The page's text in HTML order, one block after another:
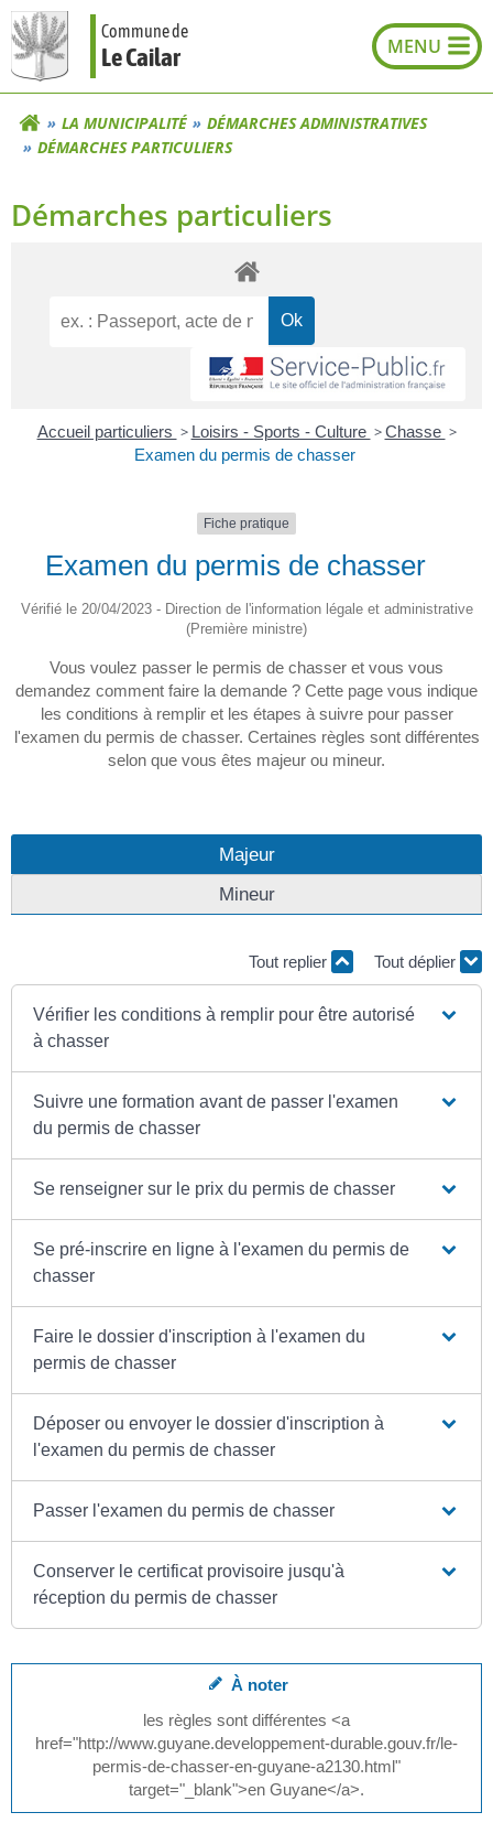
Aller
au
contenu
Commune de
Le Cailar
LA MUNICIPALITÉ
DÉMARCHES ADMINISTRATIVES
DÉMARCHES PARTICULIERS
Démarches particuliers
Accueil particuliers > Loisirs - Sports - Culture > Chasse >
Examen du permis de chasser
Fiche pratique
Examen du permis de chasser
Vérifié le 20/04/2023 - Direction de l'information légale et administrative
(Première ministre)
Vous voulez passer le permis de chasser et vous vous
demandez comment faire la demande ? Cette page vous indique
les conditions à remplir et les étapes à suivre pour passer
l'examen du permis de chasser. Certaines règles sont différentes
selon que vous êtes majeur ou mineur.
Majeur
Mineur
Tout replier Tout déplier
Vérifier les conditions à remplir pour être autorisé
à chasser
Suivre une formation avant de passer l'examen
du permis de chasser
Se renseigner sur le prix du permis de chasser
Se pré-inscrire en ligne à l'examen du permis de
chasser
Faire le dossier d'inscription à l'examen du
permis de chasser
Déposer ou envoyer le dossier d'inscription à
l'examen du permis de chasser
Passer l'examen du permis de chasser
Conserver le certificat provisoire jusqu'à
réception du permis de chasser
À noter
les règles sont différentes <a
href="http://www.guyane.developpement-durable.gouv.fr/le-
permis-de-chasser-en-guyane-a2130.html"
target="_blank">en Guyane</a>.